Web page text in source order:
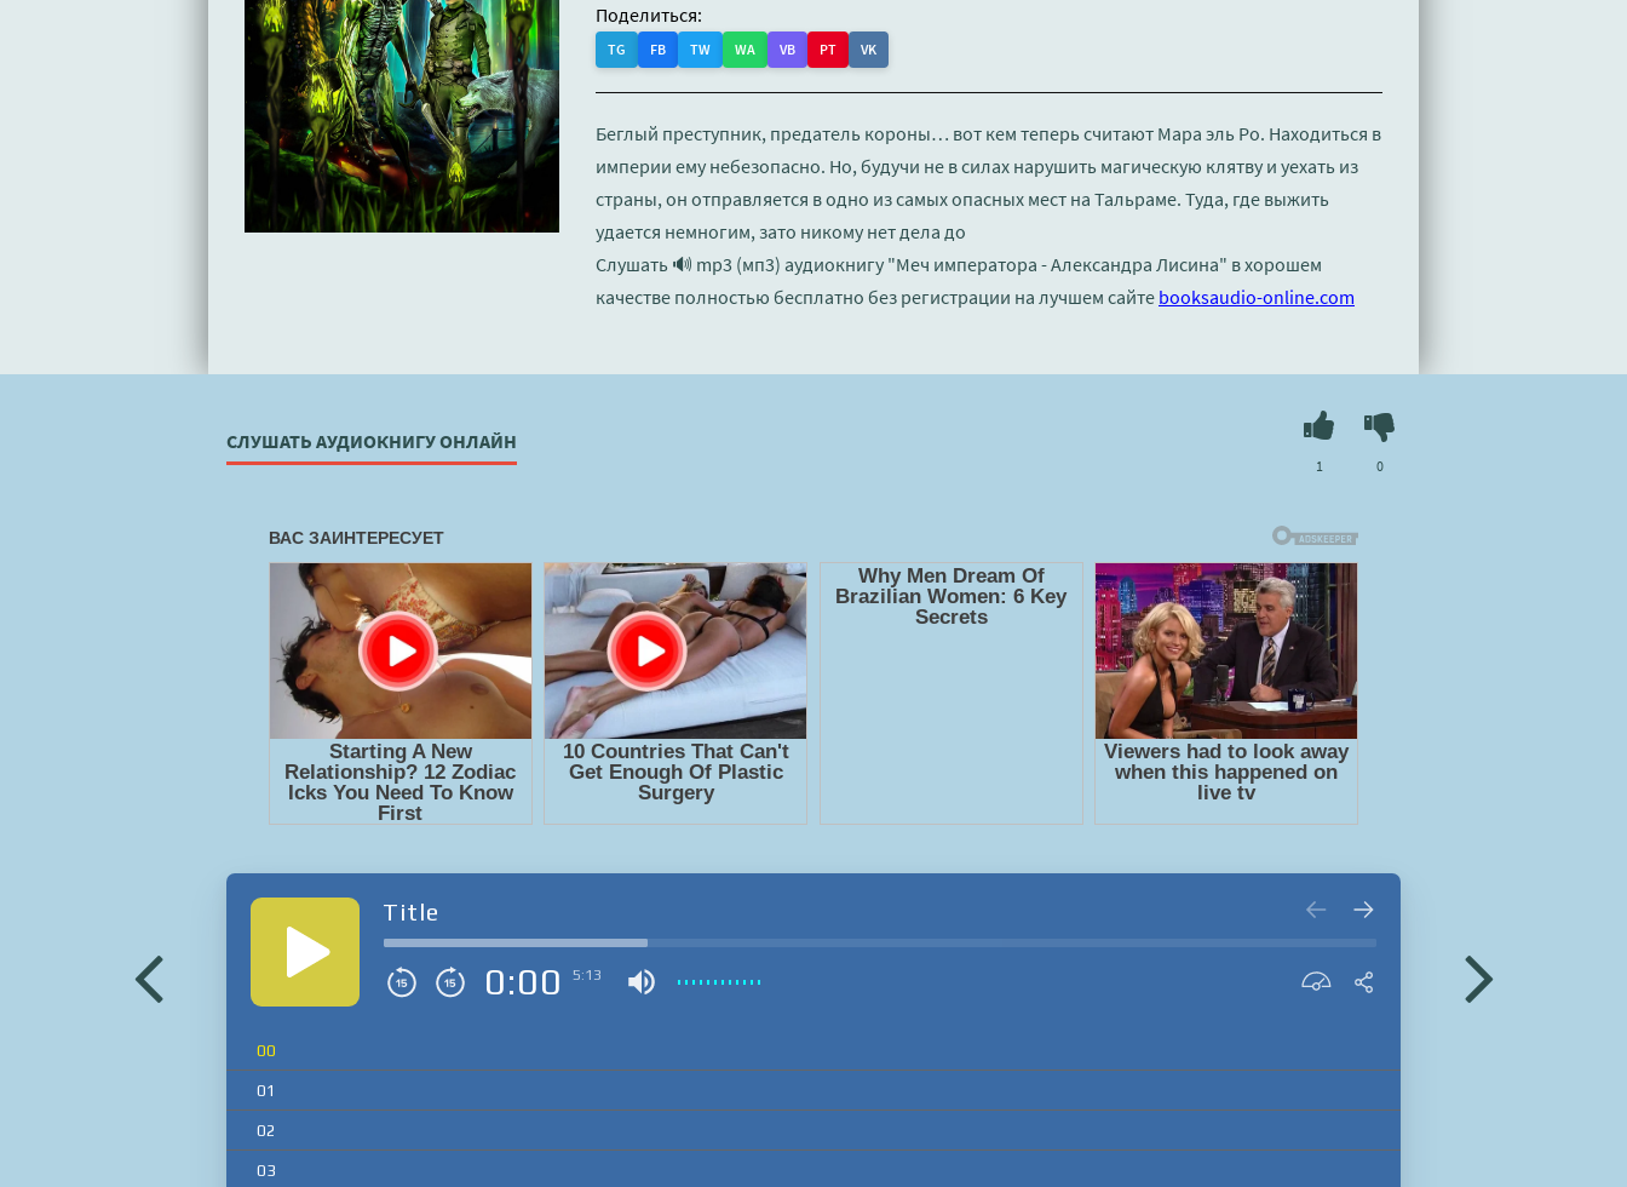
Поделиться:
TG FB TW WA VB PT VK
Беглый преступник, предатель короны… вот кем теперь считают Мара эль Ро. Находиться в
империи ему небезопасно. Но, будучи не в силах нарушить магическую клятву и уехать из
страны, он отправляется в одно из самых опасных мест на Тальраме. Туда, где выжить
удается немногим, зато никому нет дела до
Слушать 🔊 mp3 (мп3) аудиокнигу "Меч императора - Александра Лисина" в хорошем
качестве полностью бесплатно без регистрации на лучшем сайте booksaudio-online.com
СЛУШАТЬ АУДИОКНИГУ ОНЛАЙН
1 0
Title
0:00 5:13
00
01
02
03